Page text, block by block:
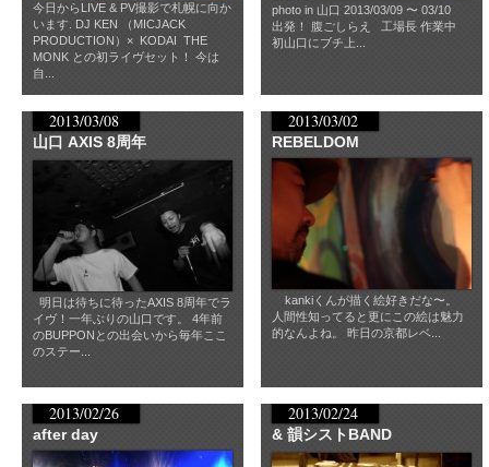
今日からLIVE & PV撮影で札幌に向か
います. DJ KEN （MICJACK
PRODUCTION）× KODAI THE
MONK との初ライヴセット！ 今は
自...
photo in 山口 2013/03/09 〜 03/10
出発！ 腹ごしらえ 工場長 作業中
初山口にブチ上...
2013/03/08
山口 AXIS 8周年
明日は待ちに待ったAXIS 8周年でラ
イヴ！一年ぶりの山口です。 4年前
のBUPPONとの出会いから毎年ここ
のステー...
2013/03/02
REBELDOM
kankiくんが描く絵好きだな〜。
人間性知ってると更にこの絵は魅力
的なんよね。 昨日の京都レベ...
2013/02/26
after day
2013/02/24
& 韻シストBAND